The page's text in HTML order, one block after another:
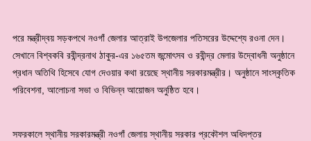
পরে মন্ত্রীদ্বয় সড়কপথে নওগাঁ জেলার আত্রাই উপজেলার পতিসরের উদ্দেশ্যে রওনা দেন।
সেখানে বিশ্বকবি রবীন্দ্রনাথ ঠাকুর-এর ১৬৫তম জন্মোৎসব ও রবীন্দ্র মেলার উদ্বোধনী অনুষ্ঠানে
প্রধান অতিথি হিসেবে যোগ দেওয়ার কথা রয়েছে স্থানীয় সরকারমন্ত্রীর। অনুষ্ঠানে সাংস্কৃতিক
পরিবেশনা, আলোচনা সভা ও বিভিন্ন আয়োজন অনুষ্ঠিত হবে।
সফরকালে স্থানীয় সরকারমন্ত্রী নওগাঁ জেলায় স্থানীয় সরকার প্রকৌশল অধিদপ্তর